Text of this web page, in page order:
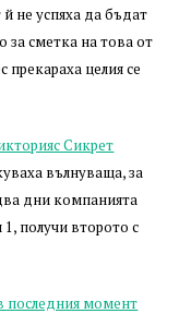
не успяха да бъдат
за сметка на това от
прекараха целия се
Сикрет
вълнуваща, за
дни компанията
получи второто с
последния момент